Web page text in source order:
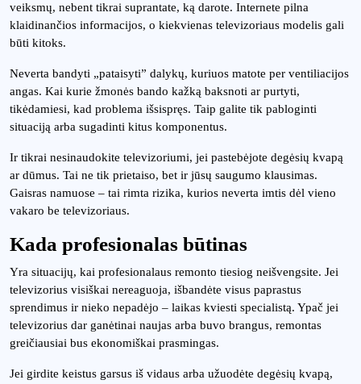
veiksmų, nebent tikrai suprantate, ką darote. Internete pilna
klaidinančios informacijos, o kiekvienas televizoriaus modelis gali
būti kitoks.
Neverta bandyti „pataisyti” dalykų, kuriuos matote per ventiliacijos
angas. Kai kurie žmonės bando kažką baksnoti ar purtyti,
tikėdamiesi, kad problema išsispręs. Taip galite tik pabloginti
situaciją arba sugadinti kitus komponentus.
Ir tikrai nesinaudokite televizoriumi, jei pastebėjote degėsių kvapą
ar dūmus. Tai ne tik prietaiso, bet ir jūsų saugumo klausimas.
Gaisras namuose – tai rimta rizika, kurios neverta imtis dėl vieno
vakaro be televizoriaus.
Kada profesionalas būtinas
Yra situacijų, kai profesionalaus remonto tiesiog neišvengsite. Jei
televizorius visiškai nereaguoja, išbandėte visus paprastus
sprendimus ir nieko nepadėjo – laikas kviesti specialistą. Ypač jei
televizorius dar ganėtinai naujas arba buvo brangus, remontas
greičiausiai bus ekonomiškai prasmingas.
Jei girdite keistus garsus iš vidaus arba užuodėte degėsių kvapą,